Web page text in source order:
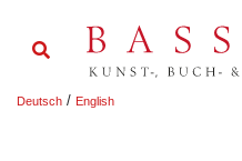
Deutsch / English